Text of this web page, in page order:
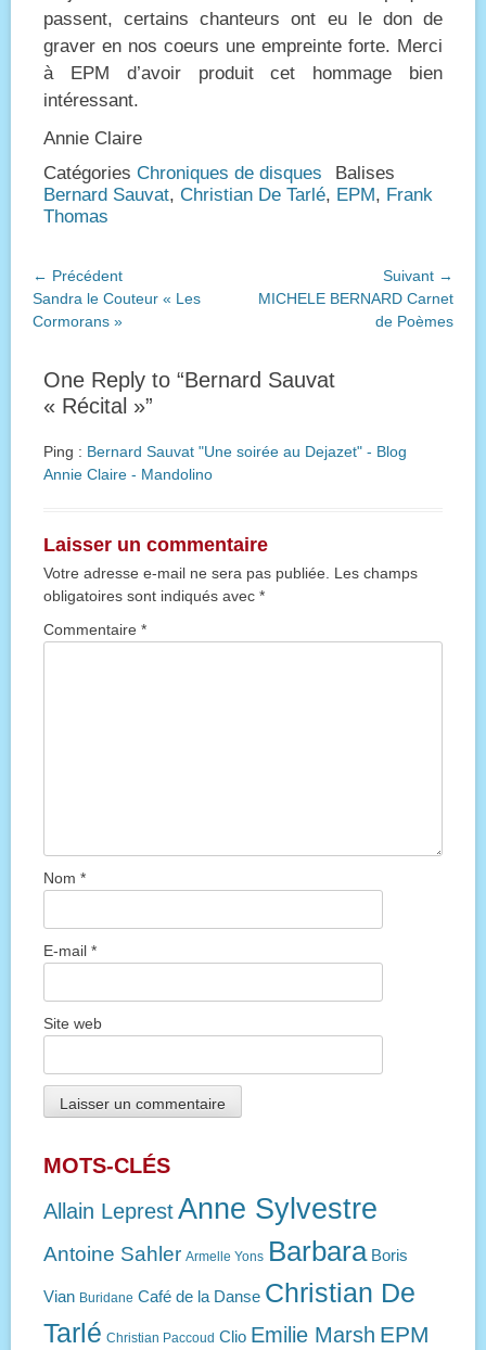
passent, certains chanteurs ont eu le don de
graver en nos coeurs une empreinte forte. Merci
à EPM d’avoir produit cet hommage bien
intéressant.
Annie Claire
Catégories Chroniques de disques
Balises
Bernard Sauvat, Christian De Tarlé, EPM, Frank
Thomas
Navigation
de
l’article
← Précédent
Article
précédent :
Sandra le Couteur « Les
Cormorans »
Suivant →
Article
MICHELE BERNARD Carnet
de Poèmes
One Reply to “Bernard Sauvat
« Récital »”
Ping : Bernard Sauvat "Une soirée au Dejazet" - Blog
Annie Claire - Mandolino
Laisser un commentaire
Votre adresse e-mail ne sera pas publiée.
Les champs
obligatoires sont indiqués avec *
Commentaire *
Nom *
E-mail *
Site web
MOTS-CLÉS
Allain LeprestAnne Sylvestre
Antoine Sahler Armelle Yons Barbara Boris
Vian Buridane Café de la Danse Christian De
Tarlé Christian Paccoud Clio Emilie Marsh EPM